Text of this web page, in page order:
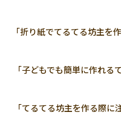
「折り紙でてるてる坊主を
「子どもでも簡単に作れる
「てるてる坊主を作る際に